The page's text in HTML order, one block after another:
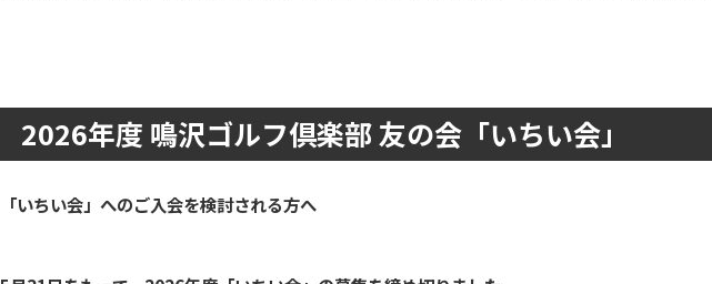
2026年度 鳴沢ゴルフ倶楽部 友の会「いちい会」
「いちい会」へのご入会を検討される方へ